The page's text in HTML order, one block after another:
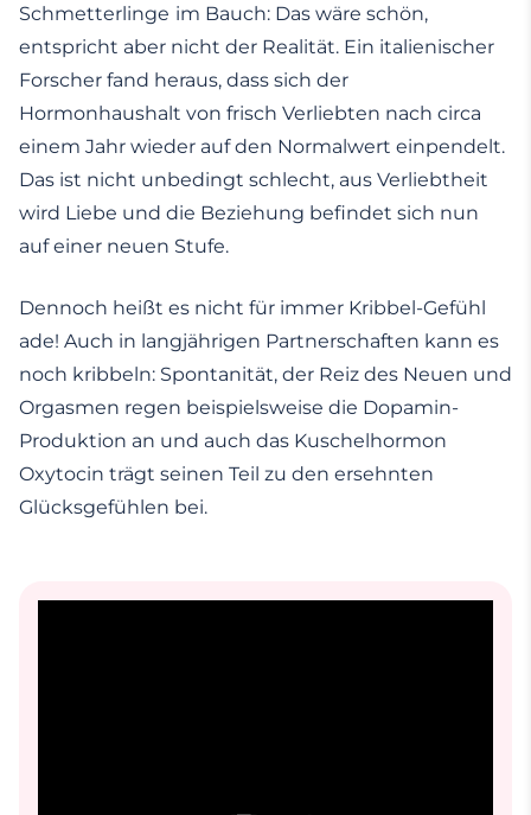
Schmetterlinge im Bauch: Das wäre schön,
entspricht aber nicht der Realität. Ein italienischer
Forscher fand heraus, dass sich der
Hormonhaushalt von frisch Verliebten nach circa
einem Jahr wieder auf den Normalwert einpendelt.
Das ist nicht unbedingt schlecht, aus Verliebtheit
wird Liebe und die Beziehung befindet sich nun
auf einer neuen Stufe.
Dennoch heißt es nicht für immer Kribbel-Gefühl
ade! Auch in langjährigen Partnerschaften kann es
noch kribbeln: Spontanität, der Reiz des Neuen und
Orgasmen regen beispielsweise die Dopamin-
Produktion an und auch das Kuschelhormon
Oxytocin trägt seinen Teil zu den ersehnten
Glücksgefühlen bei.